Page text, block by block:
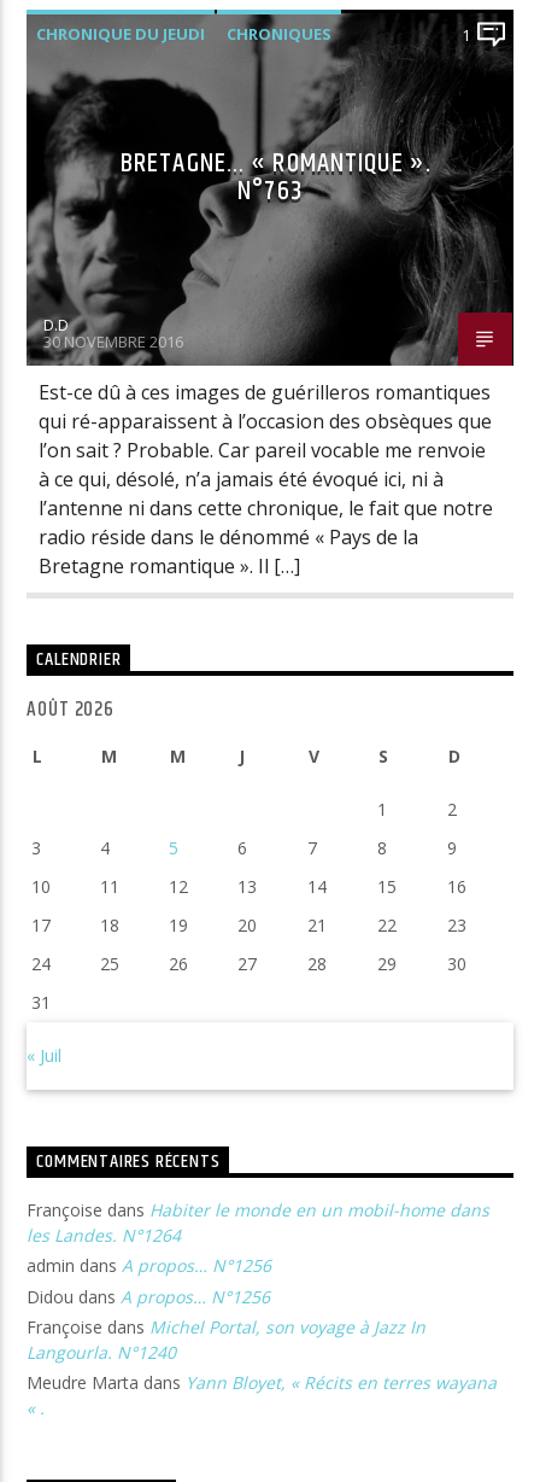
CHRONIQUE DU JEUDI CHRONIQUES 1
BRETAGNE… « ROMANTIQUE ».
N°763
D.D
30 NOVEMBRE 2016
Est-ce dû à ces images de guérilleros romantiques
qui ré-apparaissent à l’occasion des obsèques que
l’on sait ? Probable. Car pareil vocable me renvoie
à ce qui, désolé, n’a jamais été évoqué ici, ni à
l’antenne ni dans cette chronique, le fait que notre
radio réside dans le dénommé « Pays de la
Bretagne romantique ». Il […]
CALENDRIER
AOÛT 2026
L M M J V S D
1
2
3
4 5 6 7 8
9
10
11 12 13 14 15
16
17
18 19 20 21 22
23
24
25 26 27 28 29
30
31
« Juil
COMMENTAIRES RÉCENTS
Françoise dans Habiter le monde en un mobil-home dans
les Landes. N°1264
admin dansA propos… N°1256
Didou dans A propos… N°1256
Françoise dans Michel Portal, son voyage à Jazz In
Langourla. N°1240
Meudre Marta dans Yann Bloyet, « Récits en terres wayana
« .